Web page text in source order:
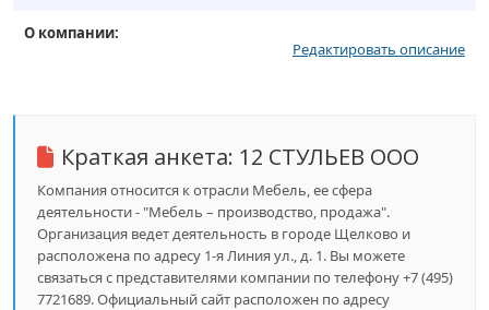
О компании:
Редактировать описание
Краткая анкета: 12 СТУЛЬЕВ ООО
Компания относится к отрасли Мебель, ее сфера
деятельности - "Мебель – производство, продажа".
Организация ведет деятельность в городе Щелково и
расположена по адресу 1-я Линия ул., д. 1. Вы можете
связаться с представителями компании по телефону +7 (495)
7721689. Официальный сайт расположен по адресу